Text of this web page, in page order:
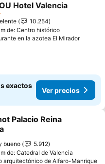
a favoritos
Hotel Valencia
10.254
de: Centro histórico
en la azotea El MiradorVer
exactos
Ver precios
a favoritos
Palacio Reina
bueno
5.912
de: Catedral de Valencia
arquitectónico de Alfaro-Manrique